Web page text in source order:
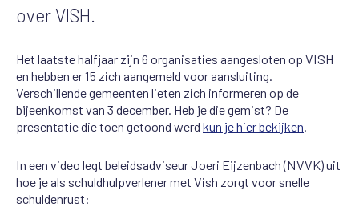
over VISH.
Het laatste halfjaar zijn 6 organisaties aangesloten op VISH
en hebben er 15 zich aangemeld voor aansluiting.
Verschillende gemeenten lieten zich informeren op de
bijeenkomst van 3 december. Heb je die gemist? De
presentatie die toen getoond werd kun je hier bekijken
In een video legt beleidsadviseur Joeri Eijzenbach (NVVK) uit
hoe je als schuldhulpverlener met Vish zorgt voor snelle
schuldenrust: